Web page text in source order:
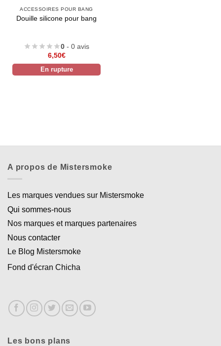
ACCESSOIRES POUR BANG
Douille silicone pour bang
0 - 0 avis
6,50€
En rupture
A propos de Mistersmoke
Les marques vendues sur Mistersmoke
Qui sommes-nous
Nos marques et marques partenaires
Nous contacter
Le Blog Mistersmoke
Fond d'écran Chicha
Les bons plans